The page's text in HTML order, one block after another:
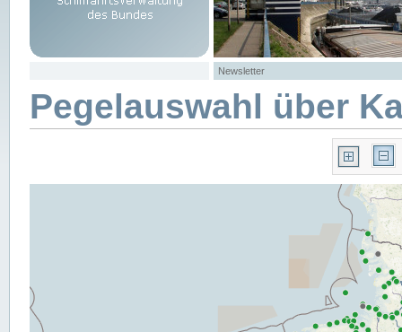
Newsletter
Pegelauswahl über